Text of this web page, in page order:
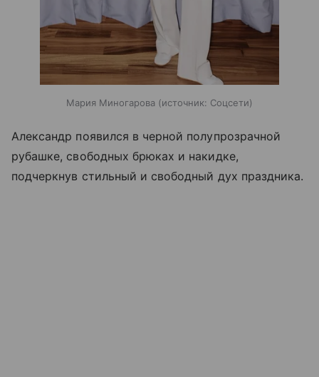
Мария Миногарова источник: Соцсети
Александр появился в черной полупрозрачной
рубашке, свободных брюках и накидке,
подчеркнув стильный и свободный дух праздника.